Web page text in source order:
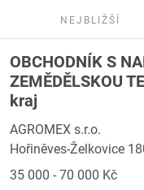
NEJBLIŽŠÍ
OBCHODNÍK S
ZEMĚDĚLSKOU
kraj
AGROMEX s.r.o.
Hořiněves-Želkovice
35 000 - 70 000 Kč